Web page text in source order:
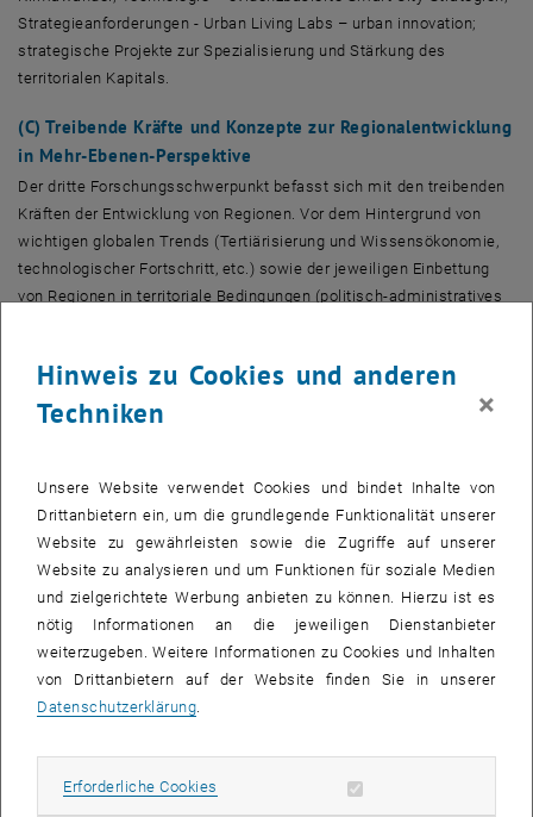
Subseiten von
Strategieanforderungen - Urban Living Labs – urban innovation;
strategische Projekte zur Spezialisierung und Stärkung des
territorialen Kapitals.
(C) Treibende Kräfte und Konzepte zur Regionalentwicklung
in Mehr-Ebenen-Perspektive
Der dritte Forschungsschwerpunkt befasst sich mit den treibenden
Kräften der Entwicklung von Regionen. Vor dem Hintergrund von
wichtigen globalen Trends (Tertiärisierung und Wissensökonomie,
technologischer Fortschritt, etc.) sowie der jeweiligen Einbettung
von Regionen in territoriale Bedingungen (politisch-administratives
Disparitäten – territoriale Kohäsion; Wirtschaftlicher Strukturwandel
– Schrumpfung; Einflussfaktoren – veränderte Regime -
Strategien und Konzepte; Konzeption und Bedeutung regionaler
Innovationssysteme.
In diesen Forschungsschwerpunkten werden auf Grundlage eines
komplexen Raumverständnisses verschiedene
regionalwissenschaftlicher Theorien und unterschiedliche
Methodologien zur Beantwortung relevanter Forschungsfragen
angewandt. Die Forschungsarbeiten werden vielfach in enger
Gemeinde-, Landes-, Bundes- und EU-Ebene sowie anderen
planungsrelevanten Akteuren erstellt.
Hinweis zu Cookies und anderen
Techniken
×
Unsere Website verwendet Cookies und bindet Inhalte von
Drittanbietern ein, um die grundlegende Funktionalität unserer
Website zu gewährleisten sowie die Zugriffe auf unserer
Website zu analysieren und um Funktionen für soziale Medien
und zielgerichtete Werbung anbieten zu können. Hierzu ist es
nötig Informationen an die jeweiligen Dienstanbieter
weiterzugeben. Weitere Informationen zu Cookies und Inhalten
von Drittanbietern auf der Website finden Sie in unserer
Datenschutzerklärung.
Erforderliche Cookies Erforderliche Cookies zulassen